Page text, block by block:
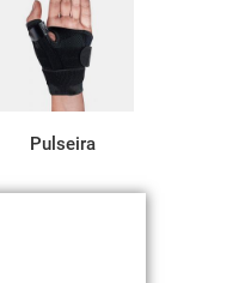
Pulseira